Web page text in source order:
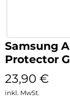
Samsung
Protector
23,90 €
inkl. MwSt.